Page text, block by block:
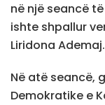
në një seancë
ishte shpallur
Liridona Ademaj.
Në atë seancë,
Demokratike e